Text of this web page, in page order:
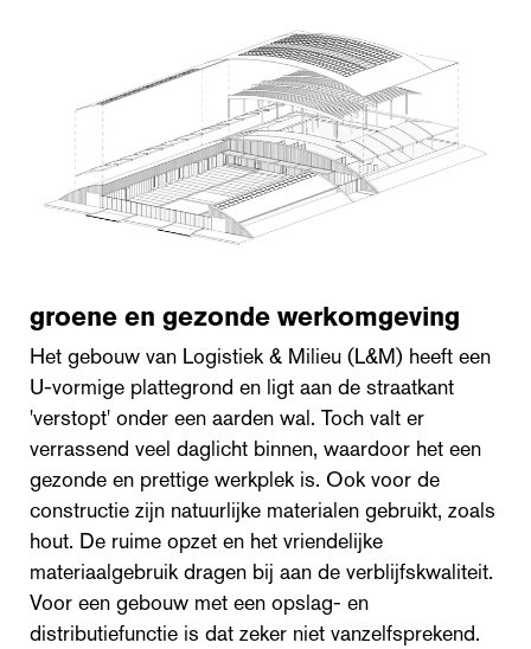
groene en gezonde werkomgeving
Het gebouw van Logistiek & Milieu (L&M) heeft een
U-vormige plattegrond en ligt aan de straatkant
'verstopt' onder een aarden wal. Toch valt er
verrassend veel daglicht binnen, waardoor het een
gezonde en prettige werkplek is. Ook voor de
constructie zijn natuurlijke materialen gebruikt, zoals
hout. De ruime opzet en het vriendelijke
materiaalgebruik dragen bij aan de verblijfskwaliteit.
Voor een gebouw met een opslag- en
distributiefunctie is dat zeker niet vanzelfsprekend.